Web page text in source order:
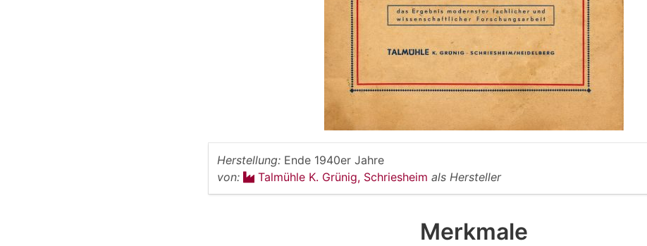
Herstellung: Ende 1940er Jahre
von:
Talmühle K. Grünig, Schriesheim als Hersteller
Merkmale